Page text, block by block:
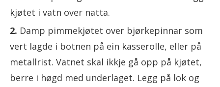
kjøtet i vatn over natta.
Damp pimmekjøtet over bjørkepinnar som
vert lagde i botnen på ein kasserolle, eller på
metallrist. Vatnet skal ikkje gå opp på kjøtet,
berre i høgd med underlaget. Legg på lok og